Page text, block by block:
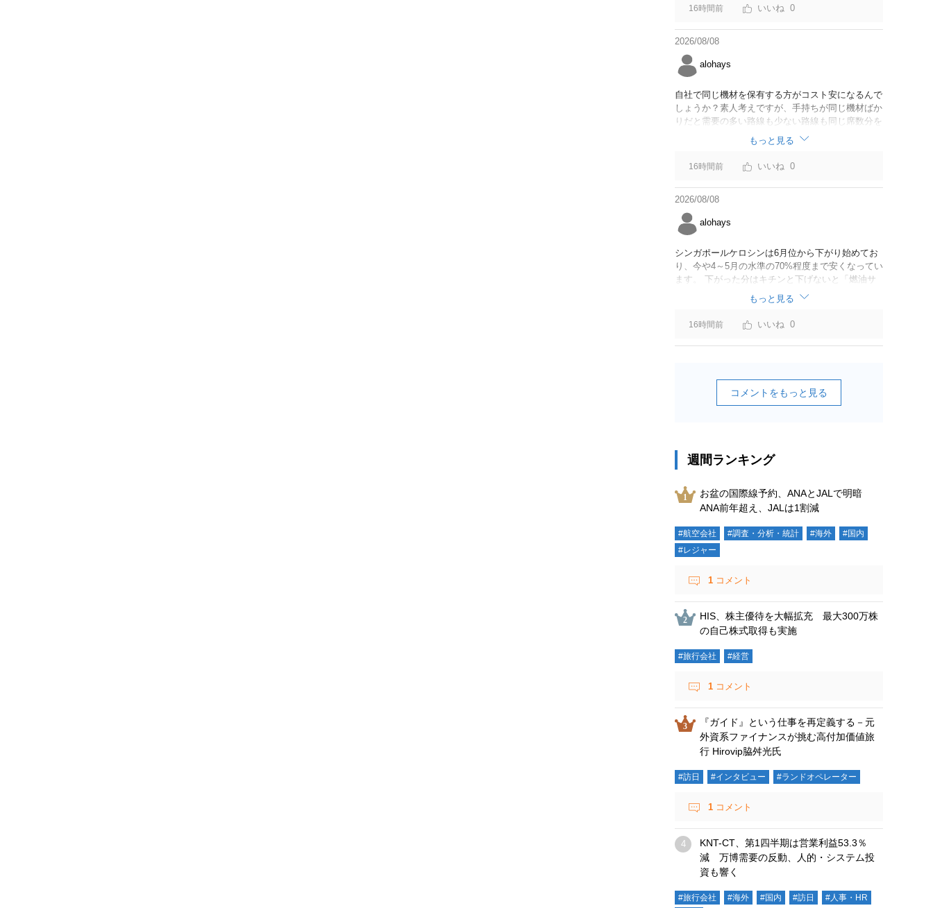
16時間前 0
2026/08/08
alohays
自社で同じ機材を保有する方がコスト安になるんで
しょうか？素人考えですが、手持ちが同じ機材ばか
りだと需要の多い路線も少ない路線も同じ席数分を
供給することになるので、需要が多い路線には大型
機材を当て、少ない路線には小型機材を当てるな
ど、席数を調整するにはリース契約の方が対応しや
すいと思いました。
もっと見る
16時間前 0
2026/08/08
alohays
シンガポールケロシンは6月位から下がり始めてお
り、今や4～5月の水準の70%程度まで安くなってい
ます。 下がった分はキチンと下げないと「燃油サ
ーチャージ＝利益」と判断されますよ。
もっと見る
16時間前 0
コメントをもっと見る
週間ランキング
お盆の国際線予約、ANAとJALで明暗
ANA前年超え、JALは1割減
#航空会社 #調査・分析・統計 #海外
#国内
#レジャー
1 コメント
HIS、株主優待を大幅拡充 最大300万株
の自己株式取得も実施
#旅行会社 #経営
1 コメント
『ガイド』という仕事を再定義する－元
外資系ファイナンスが挑む高付加価値旅
行 Hirovip脇舛光氏
#訪日 #インタビュー #ランドオペレーター
1 コメント
KNT-CT、第1四半期は営業利益53.3％
減 万博需要の反動、人的・システム投
資も響く
#旅行会社 #海外 #国内 #訪日 #人事・HR